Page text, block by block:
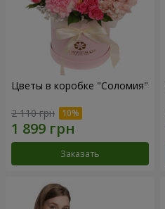
Цветы в коробке "Соломия"
2 110 грн
Заказать